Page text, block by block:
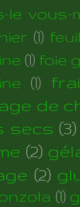
le vous-
(1)
(1) foie
(1)
de
secs (3)
(2)
(2)
(1)